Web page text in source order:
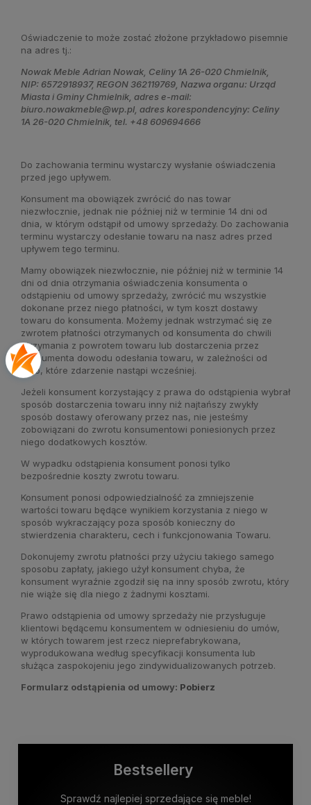
Oświadczenie to może zostać złożone przykładowo pisemnie
na adres tj.:
Nowak Meble Adrian Nowak, Celiny 1A 26-020 Chmielnik,
NIP: 6572918937, REGON 362119769, Nazwa organu: Urząd
Miasta i Gminy Chmielnik, adres e-mail:
biuro.nowakmeble@wp.pl, adres korespondencyjny: Celiny
1A 26-020 Chmielnik, tel. +48 609694666
Do zachowania terminu wystarczy wysłanie oświadczenia
przed jego upływem.
Konsument ma obowiązek zwrócić do nas towar
niezwłocznie, jednak nie później niż w terminie 14 dni od
dnia, w którym odstąpił od umowy sprzedaży. Do zachowania
terminu wystarczy odesłanie towaru na nasz adres przed
upływem tego terminu.
Mamy obowiązek niezwłocznie, nie później niż w terminie 14
dni od dnia otrzymania oświadczenia konsumenta o
odstąpieniu od umowy sprzedaży, zwrócić mu wszystkie
dokonane przez niego płatności, w tym koszt dostawy
towaru do konsumenta. Możemy jednak wstrzymać się ze
zwrotem płatności otrzymanych od konsumenta do chwili
otrzymania z powrotem towaru lub dostarczenia przez
konsumenta dowodu odesłania towaru, w zależności od
tego, które zdarzenie nastąpi wcześniej.
Jeżeli konsument korzystający z prawa do odstąpienia wybrał
sposób dostarczenia towaru inny niż najtańszy zwykły
sposób dostawy oferowany przez nas, nie jesteśmy
zobowiązani do zwrotu konsumentowi poniesionych przez
niego dodatkowych kosztów.
W wypadku odstąpienia konsument ponosi tylko
bezpośrednie koszty zwrotu towaru.
Konsument ponosi odpowiedzialność za zmniejszenie
wartości towaru będące wynikiem korzystania z niego w
sposób wykraczający poza sposób konieczny do
stwierdzenia charakteru, cech i funkcjonowania Towaru.
Dokonujemy zwrotu płatności przy użyciu takiego samego
sposobu zapłaty, jakiego użył konsument chyba, że
konsument wyraźnie zgodził się na inny sposób zwrotu, który
nie wiąże się dla niego z żadnymi kosztami.
Prawo odstąpienia od umowy sprzedaży nie przysługuje
klientowi będącemu konsumentem w odniesieniu do umów,
w których towarem jest rzecz nieprefabrykowana,
wyprodukowana według specyfikacji konsumenta lub
służąca zaspokojeniu jego zindywidualizowanych potrzeb.
Formularz odstąpienia od umowy: Pobierz
Bestsellery
Sprawdź najlepiej sprzedające się meble!